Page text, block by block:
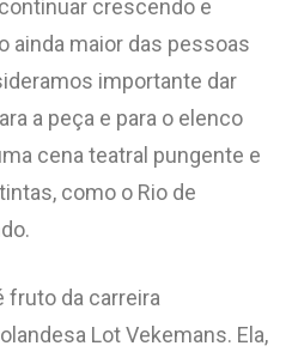
crescendo e
ainda maior das pessoas
importante dar
a peça e para o elenco
cena teatral pungente e
como o Rio de
fruto da carreira
Lot Vekemans. Ela,